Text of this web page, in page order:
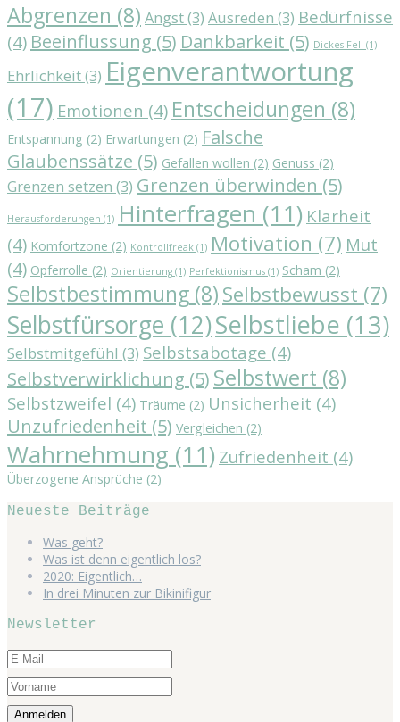
Abgrenzen (8) Angst(3) Ausreden (3) Bedürfnisse
(4) Beeinflussung (5) Dankbarkeit (5) Dickes Fell (1)
Ehrlichkeit(3) Eigenverantwortung
(17) Emotionen (4) Entscheidungen (8)
Entspannung (2) Erwartungen (2) Falsche
Glaubenssätze (5) Gefallen wollen (2) Genuss (2)
Grenzen setzen (3) Grenzen überwinden (5)
Herausforderungen (1) Hinterfragen (11) Klarheit
(4) Komfortzone (2) Kontrollfreak (1) Motivation (7) Mut
(4) Opferrolle (2) Orientierung (1) Perfektionismus (1) Scham (2)
Selbstbestimmung (8)Selbstbewusst (7)
Selbstfürsorge (12)Selbstliebe (13)
Selbstmitgefühl (3) Selbstsabotage (4)
Selbstverwirklichung (5) Selbstwert (8)
Selbstzweifel (4) Träume (2) Unsicherheit (4)
Unzufriedenheit (5) Vergleichen (2)
Wahrnehmung (11) Zufriedenheit (4)
Überzogene Ansprüche (2)
Neueste Beiträge
Was geht?
Was ist denn eigentlich los?
2020: Eigentlich…
In drei Minuten zur Bikinifigur
Newsletter